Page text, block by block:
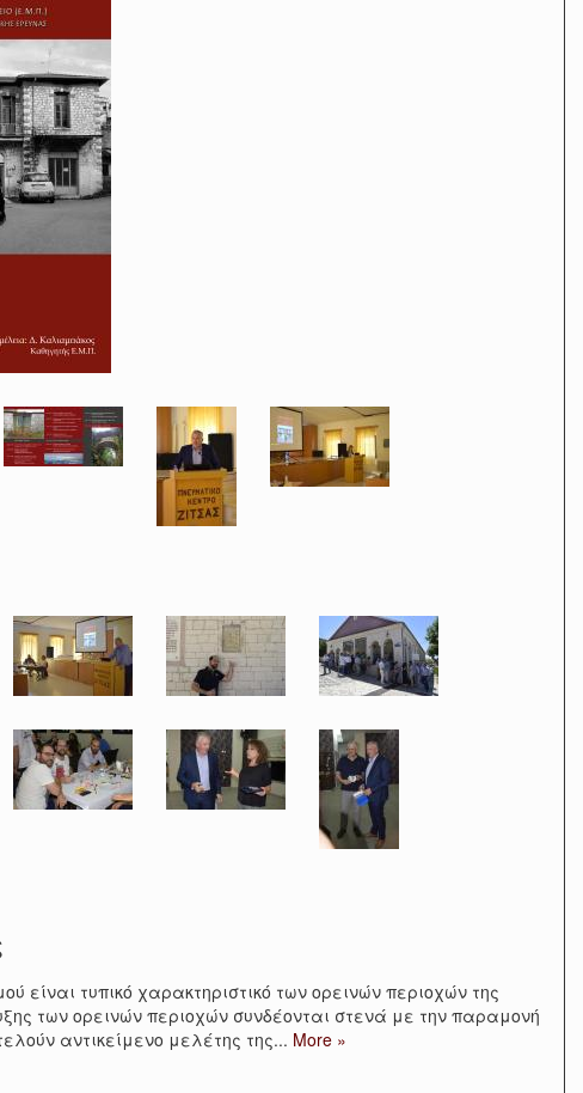
είναι τυπικό χαρακτηριστικό των ορεινών περιοχών της
των ορεινών περιοχών συνδέονται στενά με την παραμονή
αντικείμενο μελέτης της... More »